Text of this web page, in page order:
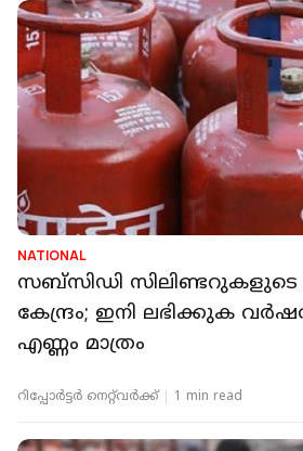
NATIONAL
സബ്‌സിഡി സിലിണ്ടറുകളുടെ
കേന്ദ്രം; ഇനി ലഭിക്കുക
എണ്ണം മാത്രം
റിപ്പോർട്ടർ നെറ്റ്‌വര്‍ക്ക്‌ 1 min read